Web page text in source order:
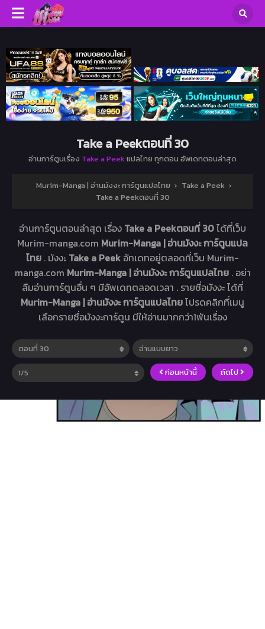
Take a Peekตอนที่ 30
อ่านการ์ตูนเรื่อง Take a Peekแปลไทย ทุกตอน อัพเดทตอนล่าสุด
Murim-Manga | อ่านมังงะ การ์ตูนแปลไทย › Take a Peek ›
Take a Peekตอนที่ 30
อ่านการ์ตูนตอนล่าสุด เรื่อง Take a Peekตอนที่ 30ได้ที่เว็บ
Murim-manga.com Murim-Manga | อ่านมังงะ การ์ตูนแปล
ไทย . มังงะ Take a Peek อัทเดทอยู่ตลอดที่เว็บ Murim-
manga.com Murim-Manga | อ่านมังงะ การ์ตูนแปลไทย . อย่า
ลืมอ่านการ์ตูนอื่น ๆ มีอัพเดทตลอดเวลา . รายชื่อมังงะ ได้ที่
Murim-Manga | อ่านมังงะ การ์ตูนแปลไทยโปรดคลิกที่เมนู
เลือกรายชื่อมังงะการ์ตูน มีให้อ่านมากกว่า1พันเรื่อง
ก่อนหน้านี้ ถัดไป